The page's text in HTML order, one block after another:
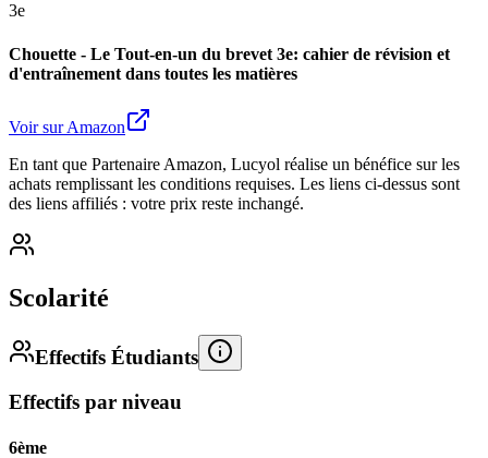
3e
Chouette - Le Tout-en-un du brevet 3e: cahier de révision et
d'entraînement dans toutes les matières
Voir sur Amazon
En tant que Partenaire Amazon, Lucyol réalise un bénéfice sur les
achats remplissant les conditions requises. Les liens ci-dessus sont
des liens affiliés : votre prix reste inchangé.
Scolarité
Effectifs Étudiants
Effectifs par niveau
6ème